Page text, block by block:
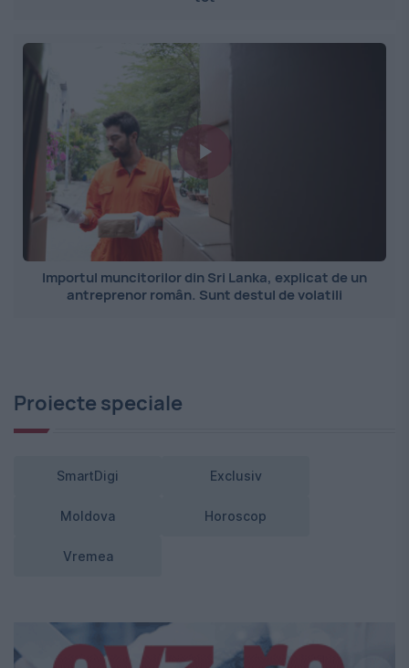
Importul muncitorilor din Sri Lanka, explicat de un
antreprenor român. Sunt destul de volatili
Proiecte speciale
SmartDigi Exclusiv
Moldova Horoscop
Vremea